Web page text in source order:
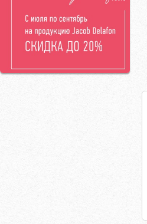
Roca
Rosa
Sanela
Sanita Lux
Швейцария
Швеция